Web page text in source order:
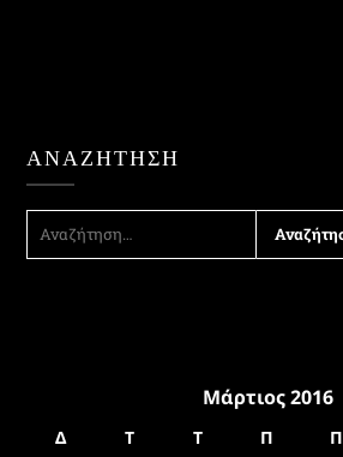
ΑΝΑΖΉΤΗΣΗ
ΑΝΑΖΉΤΗΣΗ
Μάρτιος 2016
Δ Τ Τ Π Π